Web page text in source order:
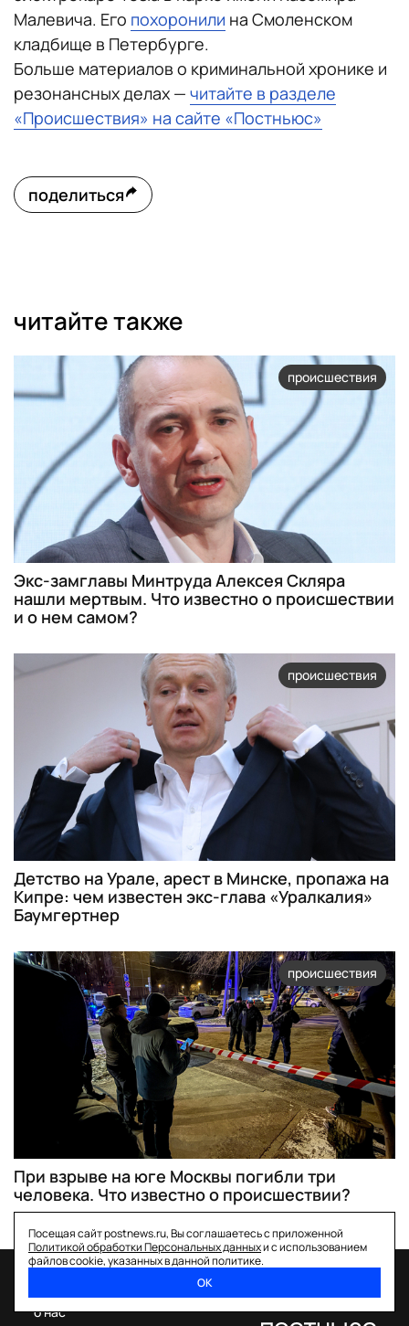
Малевича. Его похоронили на Смоленском
кладбище в Петербурге.
Больше материалов о криминальной хронике и
резонансных делах — читайте в разделе
«Происшествия» на сайте «Постньюс»
поделиться
читайте также
происшествия
Экс-замглавы Минтруда Алексея Скляра
нашли мертвым. Что известно о происшествии
и о нем самом?
происшествия
Детство на Урале, арест в Минске, пропажа на
Кипре: чем известен экс-глава «Уралкалия»
Баумгертнер
происшествия
При взрыве на юге Москвы погибли три
человека. Что известно о происшествии?
Посещая сайт postnews.ru, Вы соглашаетесь с приложенной
Политикой обработки Персональных данныхи с использованием
файлов cookie, указанных в данной политике.
ОК
о нас